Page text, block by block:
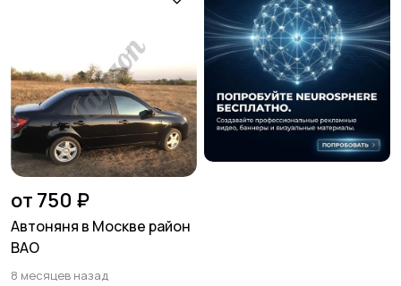
Вакансии Хобби и развлечения
от 750 ₽
Автоняня в Москве район
ВАО
8 месяцев назад